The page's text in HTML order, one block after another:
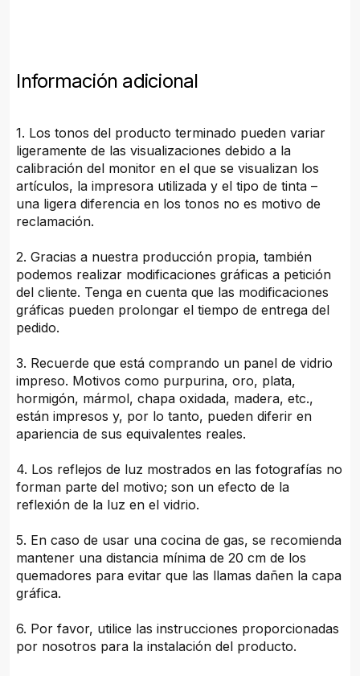
Información adicional
1. Los tonos del producto terminado pueden variar
ligeramente de las visualizaciones debido a la
calibración del monitor en el que se visualizan los
artículos, la impresora utilizada y el tipo de tinta –
una ligera diferencia en los tonos no es motivo de
reclamación.
2. Gracias a nuestra producción propia, también
podemos realizar modificaciones gráficas a petición
del cliente. Tenga en cuenta que las modificaciones
gráficas pueden prolongar el tiempo de entrega del
pedido.
3. Recuerde que está comprando un panel de vidrio
impreso. Motivos como purpurina, oro, plata,
hormigón, mármol, chapa oxidada, madera, etc.,
están impresos y, por lo tanto, pueden diferir en
apariencia de sus equivalentes reales.
4. Los reflejos de luz mostrados en las fotografías no
forman parte del motivo; son un efecto de la
reflexión de la luz en el vidrio.
5. En caso de usar una cocina de gas, se recomienda
mantener una distancia mínima de 20 cm de los
quemadores para evitar que las llamas dañen la capa
gráfica.
6. Por favor, utilice las instrucciones proporcionadas
por nosotros para la instalación del producto.